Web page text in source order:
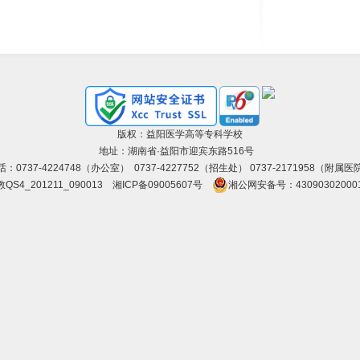
版权：益阳医学高等专科学校
地址：湖南省·益阳市迎宾东路516号
：0737-4224748（办公室） 0737-4227752（招生处） 0737-2171958（附属医院
QS4_201211_090013 湘ICP备09005607号 湘公网安备号：